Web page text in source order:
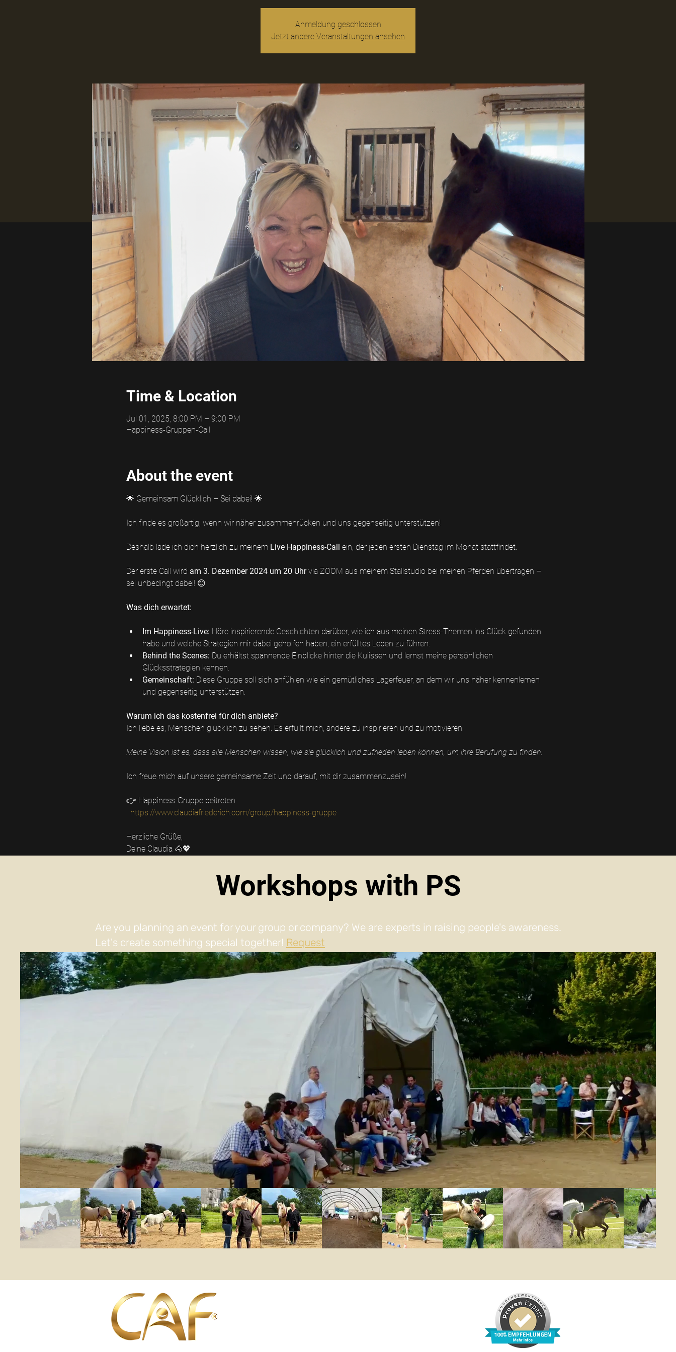
Anmeldung geschlossen
Jetzt andere Veranstaltungen ansehen
Time & Location
Jul 01, 2025, 8:00 PM – 9:00 PM
Happiness-Gruppen-Call
About the event
🌟 Gemeinsam Glücklich – Sei dabei! 🌟
Ich finde es großartig, wenn wir näher zusammenrücken und uns gegenseitig unterstützen!
Deshalb lade ich dich herzlich zu meinem Live Happiness-Call ein, der jeden ersten Dienstag im Monat stattfindet.
Der erste Call wird am 3. Dezember 2024 um 20 Uhr via ZOOM aus meinem Stallstudio bei meinen Pferden übertragen –
sei unbedingt dabei! 😊
Was dich erwartet:
Im Happiness-Live: Höre inspirierende Geschichten darüber, wie ich aus meinen Stress-Themen ins Glück gefunden
habe und welche Strategien mir dabei geholfen haben, ein erfülltes Leben zu führen.
Behind the Scenes: Du erhältst spannende Einblicke hinter die Kulissen und lernst meine persönlichen
Glücksstrategien kennen.
Gemeinschaft: Diese Gruppe soll sich anfühlen wie ein gemütliches Lagerfeuer, an dem wir uns näher kennenlernen
und gegenseitig unterstützen.
Warum ich das kostenfrei für dich anbiete?
Ich liebe es, Menschen glücklich zu sehen. Es erfüllt mich, andere zu inspirieren und zu motivieren.
Meine Vision ist es, dass alle Menschen wissen, wie sie glücklich und zufrieden leben können, um ihre Berufung zu finden.
Ich freue mich auf unsere gemeinsame Zeit und darauf, mit dir zusammenzusein!
👉 Happiness-Gruppe beitreten:
https://www.claudiafriederich.com/group/happiness-gruppe
Herzliche Grüße,
Deine Claudia 🐴💖
Workshops with PS
Are you planning an event for your group or company? We are experts in raising people's awareness.
Let's create something special together! Request